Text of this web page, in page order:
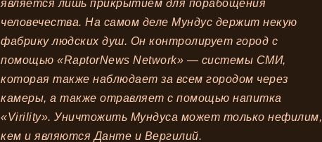
является лишь прикрытием для порабощения
человечества. На самом деле Мундус держит некую
фабрику людских душ. Он контролирует город с
помощью «RaptorNews Network» — системы СМИ,
которая также наблюдает за всем городом через
камеры, а также отравляет с помощью напитка
«Virility». Уничтожить Мундуса может только нефилим,
кем и являются Данте и Вергилий.